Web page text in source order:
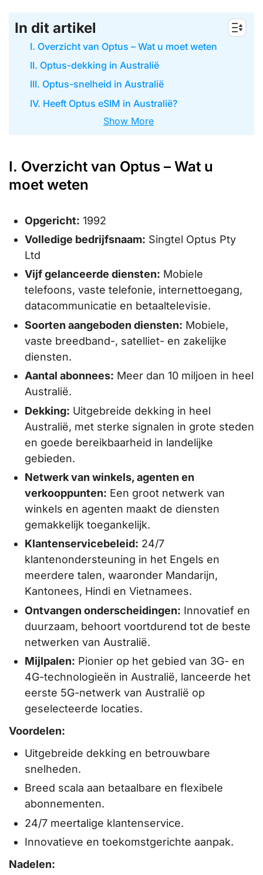
In dit artikel
I. Overzicht van Optus – Wat u moet weten
II. Optus-dekking in Australië
III. Optus-snelheid in Australië
IV. Heeft Optus eSIM in Australië?
Show More
I. Overzicht van Optus – Wat u
moet weten
Opgericht: 1992
Volledige bedrijfsnaam: Singtel Optus Pty
Ltd
Vijf gelanceerde diensten: Mobiele
telefoons, vaste telefonie, internettoegang,
datacommunicatie en betaaltelevisie.
Soorten aangeboden diensten: Mobiele,
vaste breedband-, satelliet- en zakelijke
diensten.
Aantal abonnees: Meer dan 10 miljoen in heel
Australië.
Dekking: Uitgebreide dekking in heel
Australië, met sterke signalen in grote steden
en goede bereikbaarheid in landelijke
gebieden.
Netwerk van winkels, agenten en
verkooppunten: Een groot netwerk van
winkels en agenten maakt de diensten
gemakkelijk toegankelijk.
Klantenservicebeleid: 24/7
klantenondersteuning in het Engels en
meerdere talen, waaronder Mandarijn,
Kantonees, Hindi en Vietnamees.
Ontvangen onderscheidingen: Innovatief en
duurzaam, behoort voortdurend tot de beste
netwerken van Australië.
Mijlpalen: Pionier op het gebied van 3G- en
4G-technologieën in Australië, lanceerde het
eerste 5G-netwerk van Australië op
geselecteerde locaties.
Voordelen:
Uitgebreide dekking en betrouwbare
snelheden.
Breed scala aan betaalbare en flexibele
abonnementen.
24/7 meertalige klantenservice.
Innovatieve en toekomstgerichte aanpak.
Nadelen: